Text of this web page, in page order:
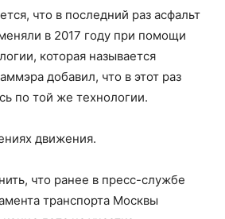
что в последний раз асфальт
в 2017 году при помощи
которая называется
добавил, что в этот раз
по той же технологии.
движения.
что ранее в пресс-службе
транспорта Москвы